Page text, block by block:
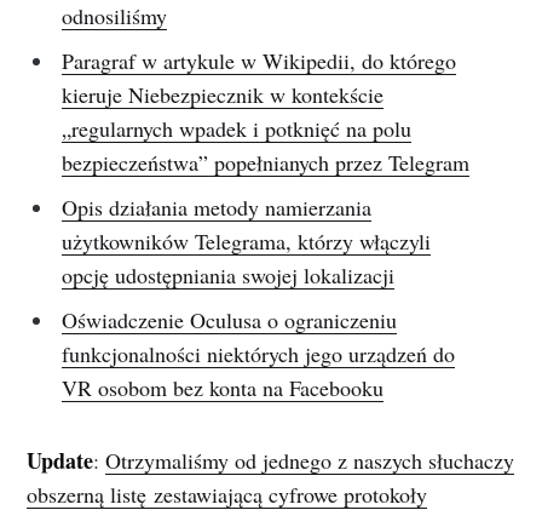
odnosiliśmy
Paragraf w artykule w Wikipedii, do którego
kieruje Niebezpiecznik w kontekście
„regularnych wpadek i potknięć na polu
bezpieczeństwa” popełnianych przez Telegram
Opis działania metody namierzania
użytkowników Telegrama, którzy włączyli
opcję udostępniania swojej lokalizacji
Oświadczenie Oculusa o ograniczeniu
funkcjonalności niektórych jego urządzeń do
VR osobom bez konta na Facebooku
Update:Otrzymaliśmy od jednego z naszych słuchaczy
obszerną listę zestawiającą cyfrowe protokoły